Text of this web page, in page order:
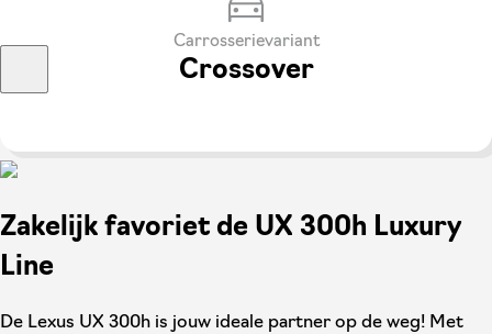
Carrosserievariant
Crossover
Zakelijk favoriet de UX 300h Luxury
Line
De Lexus UX 300h is jouw ideale partner op de weg! Met